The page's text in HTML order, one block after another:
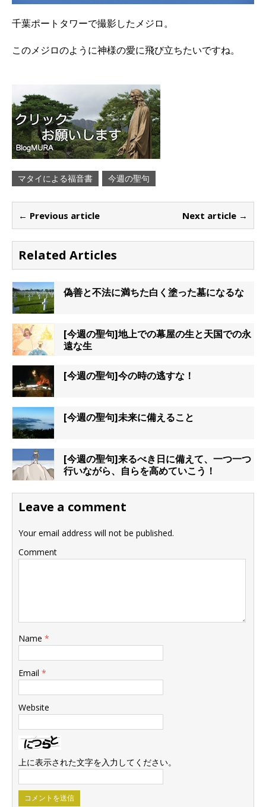
千葉ポートタワーで撮影したメジロ。
このメジロのように神様の愛に飛び立ちたいですね。
マタイによる福音書 今週の聖句
← Previous article Next article →
Related Articles
偽善と不法に満ちた白く塗った墓になるな
[今週の聖句]地上での幕屋の生と天国での永
遠な生
[今週の聖句]今の時の逃すな！
[今週の聖句]未来に備えること
[今週の聖句]来るべき日に備えて、一つ一つ
行いながら、自らを高めていこう！
Leave a comment
Your email address will not be published.
Comment
Name *
Email *
Website
上に表示された文字を入力してください。